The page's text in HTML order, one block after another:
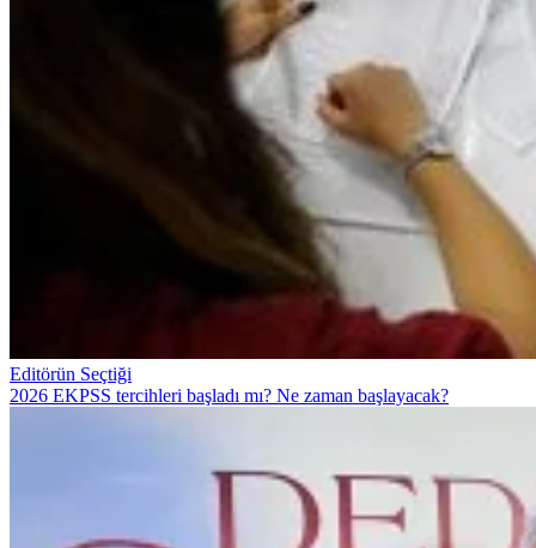
Editörün Seçtiği
2026 EKPSS tercihleri başladı mı? Ne zaman başlayacak?